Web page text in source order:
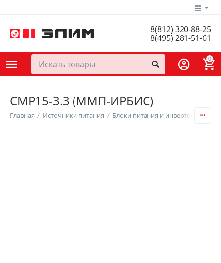
8(812) 320-88-25
8(495) 281-51-61
0
СМР15-3.3 (ММП-ИРБИС)
Главная / Источники питания / Блоки питания и инверторы /